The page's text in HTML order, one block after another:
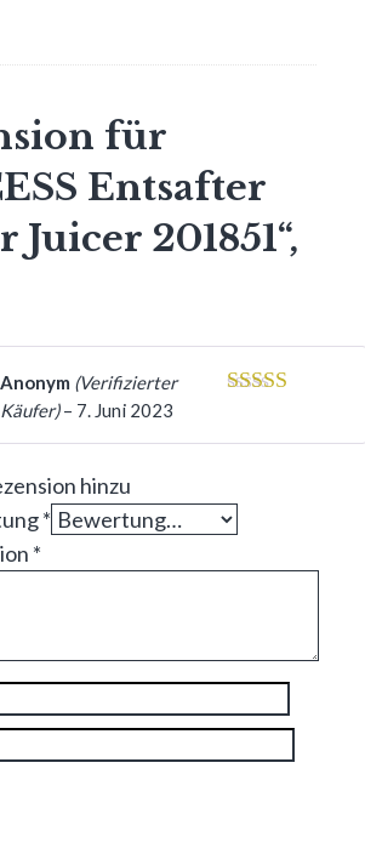
für
Entsafter
Juicer 201851“,
Anonym (Verifizierter
Käufer) – 7. Juni 2023
hinzu
*
*